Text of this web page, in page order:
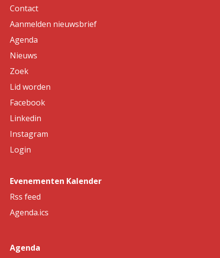
Contact
Aanmelden nieuwsbrief
Agenda
Nieuws
Zoek
Lid worden
Facebook
Linkedin
Instagram
Login
Evenementen Kalender
Rss feed
Agenda.ics
Agenda